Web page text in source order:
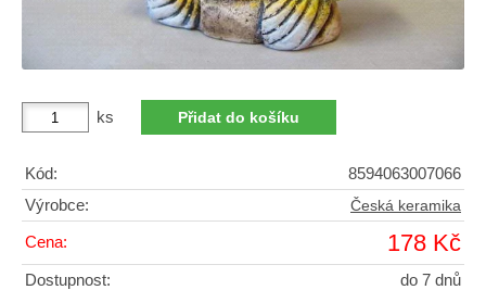
ks
Kód:
8594063007066
Výrobce:
Česká keramika
Cena: 178 Kč
Dostupnost: do 7 dnů